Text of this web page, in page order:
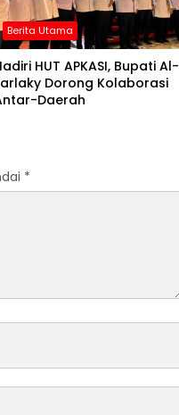
Berita Utama
HUT APKASI, Bupati Al-
Dorong Kolaborasi
Daerah
*